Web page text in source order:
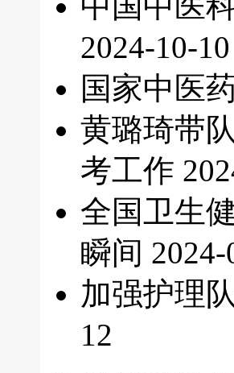
2024-10-10
国家中医
黄璐琦带
考工作
全国卫生
瞬间 2024-
加强护理
12